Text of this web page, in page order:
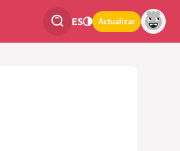
ES Actualizar